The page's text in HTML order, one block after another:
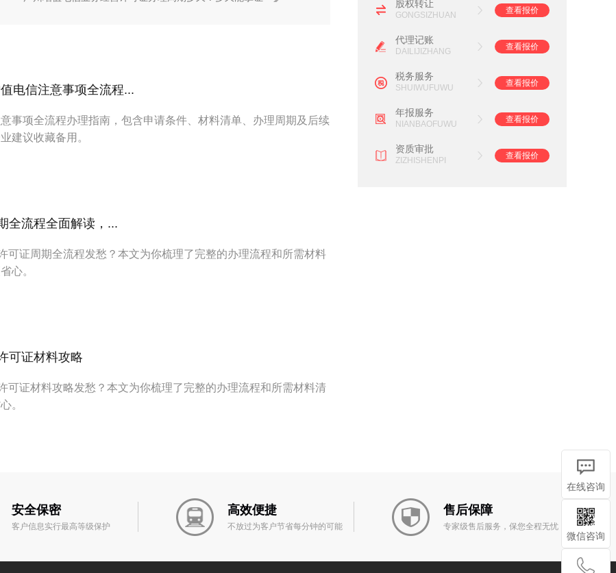
电信注意事项全流程...
事项全流程办理指南，包含申请条件、材料清单、办理周期及后续
建议收藏备用。
全流程全面解读，...
可证周期全流程发愁？本文为你梳理了完整的办理流程和所需材料
心。
可证材料攻略
可证材料攻略发愁？本文为你梳理了完整的办理流程和所需材料清
。
股权转让
GONGSIZHUAN
查看报价
代理记账
DAILIJIZHANG
查看报价
税务服务
SHUIWUFUWU
查看报价
年报服务
NIANBAOFUWU
查看报价
资质审批
ZIZHISHENPI
查看报价
安全保密
客户信息实行最高等级保护
高效便捷
不放过为客户节省每分钟的可能
售后保障
专家级售后服务，保您全程无忧
在线咨询
微信咨询